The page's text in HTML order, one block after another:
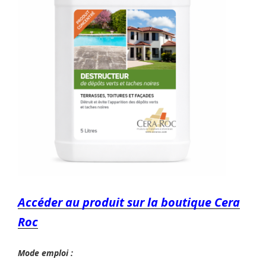
Accéder au produit sur la boutique Cera
Roc
Mode emploi :